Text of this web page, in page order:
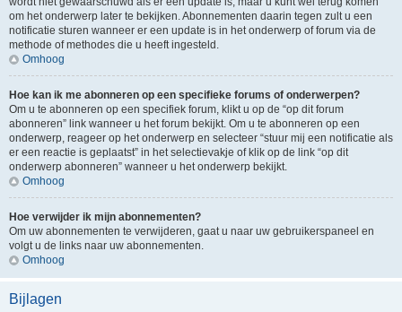
om het onderwerp later te bekijken. Abonnementen daarin tegen zult u een
notificatie sturen wanneer er een update is in het onderwerp of forum via de
methode of methodes die u heeft ingesteld.
Omhoog
Hoe kan ik me abonneren op een specifieke forums of onderwerpen?
Om u te abonneren op een specifiek forum, klikt u op de “op dit forum
abonneren” link wanneer u het forum bekijkt. Om u te abonneren op een
onderwerp, reageer op het onderwerp en selecteer “stuur mij een notificatie als
er een reactie is geplaatst” in het selectievakje of klik op de link “op dit
onderwerp abonneren” wanneer u het onderwerp bekijkt.
Omhoog
Hoe verwijder ik mijn abonnementen?
Om uw abonnementen te verwijderen, gaat u naar uw gebruikerspaneel en
volgt u de links naar uw abonnementen.
Omhoog
Bijlagen